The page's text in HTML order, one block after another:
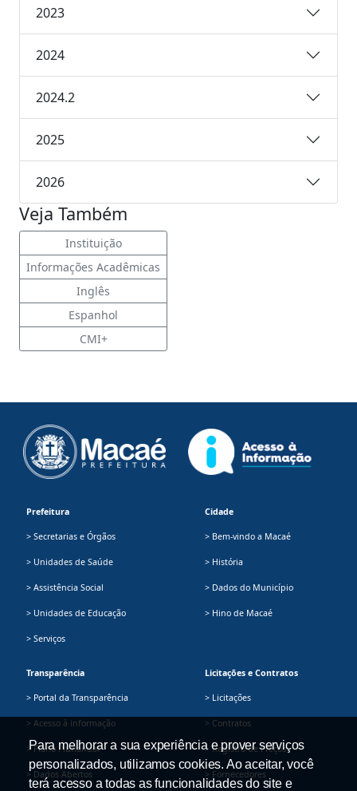
2023
2024
2024.2
2025
2026
Veja Também
Instituição
Informações Acadêmicas
Inglês
Espanhol
CMI+
Prefeitura
> Secretarias e Órgãos
> Unidades de Saúde
> Assistência Social
> Unidades de Educação
> Serviços
Cidade
> Bem-vindo a Macaé
> História
> Dados do Município
> Hino de Macaé
Transparência
> Portal da Transparência
> Acesso à informação
> Plano Plurianual
> Dados Abertos
Licitações e Contratos
> Licitações
> Contratos
> Registro de Preços
> Fornecedores
Para melhorar a sua experiência e prover serviços
personalizados, utilizamos cookies. Ao aceitar, você
terá acesso a todas as funcionalidades do site e